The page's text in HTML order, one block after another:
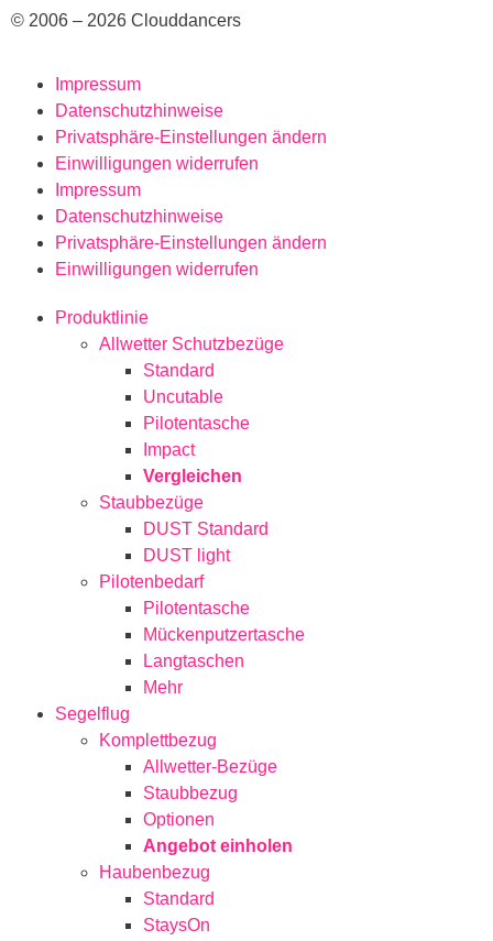
© 2006 – 2026 Clouddancers
Impressum
Datenschutzhinweise
Privatsphäre-Einstellungen ändern
Einwilligungen widerrufen
Impressum
Datenschutzhinweise
Privatsphäre-Einstellungen ändern
Einwilligungen widerrufen
Produktlinie
Allwetter Schutzbezüge
Standard
Uncutable
Pilotentasche
Impact
Vergleichen
Staubbezüge
DUST Standard
DUST light
Pilotenbedarf
Pilotentasche
Mückenputzertasche
Langtaschen
Mehr
Segelflug
Komplettbezug
Allwetter-Bezüge
Staubbezug
Optionen
Angebot einholen
Haubenbezug
Standard
StaysOn